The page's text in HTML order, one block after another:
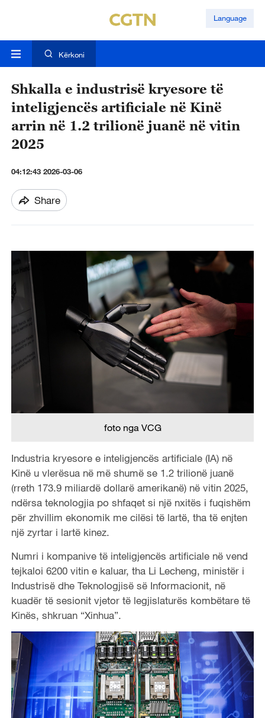
Language
Kërkoni
Shkalla e industrisë kryesore të
inteligjencës artificiale në Kinë
arrin në 1.2 trilionë juanë në vitin
2025
04:12:43 2026-03-06
Share
foto nga VCG
Industria kryesore e inteligjencës artificiale (IA) në
Kinë u vlerësua në më shumë se 1.2 trilionë juanë
(rreth 173.9 miliardë dollarë amerikanë) në vitin 2025,
ndërsa teknologjia po shfaqet si një nxitës i fuqishëm
për zhvillim ekonomik me cilësi të lartë, tha të enjten
një zyrtar i lartë kinez.
Numri i kompanive të inteligjencës artificiale në vend
tejkaloi 6200 vitin e kaluar, tha Li Lecheng, ministër i
Industrisë dhe Teknologjisë së Informacionit, në
kuadër të sesionit vjetor të legjislaturës kombëtare të
Kinës, shkruan “Xinhua”.